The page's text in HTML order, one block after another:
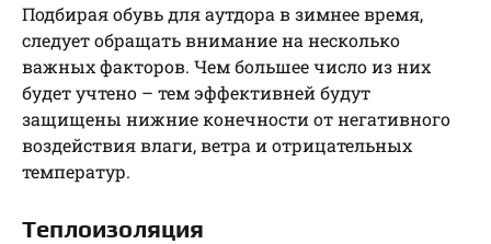
Подбирая обувь для аутдора в зимнее время,
следует обращать внимание на несколько
важных факторов. Чем большее число из них
будет учтено – тем эффективней будут
защищены нижние конечности от негативного
воздействия влаги, ветра и отрицательных
температур.
Теплоизоляция